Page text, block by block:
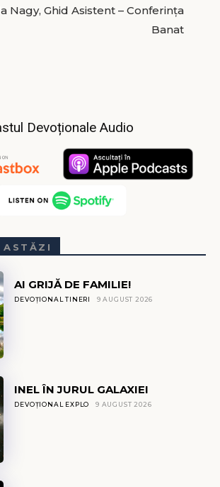
Nagy, Ghid Asistent – Conferința
Banat
Devoționale Audio
ASTĂZI
AI GRIJĂ DE FAMILIE!
DEVOȚIONAL TINERI 9 AUGUST 2026
INEL ÎN JURUL GALAXIEI
DEVOȚIONAL EXPLO 9 AUGUST 2026